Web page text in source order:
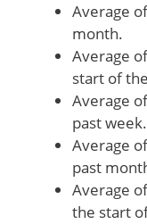
Average
month.
Average
start of
Average
past week.
Average
past
Average
the start